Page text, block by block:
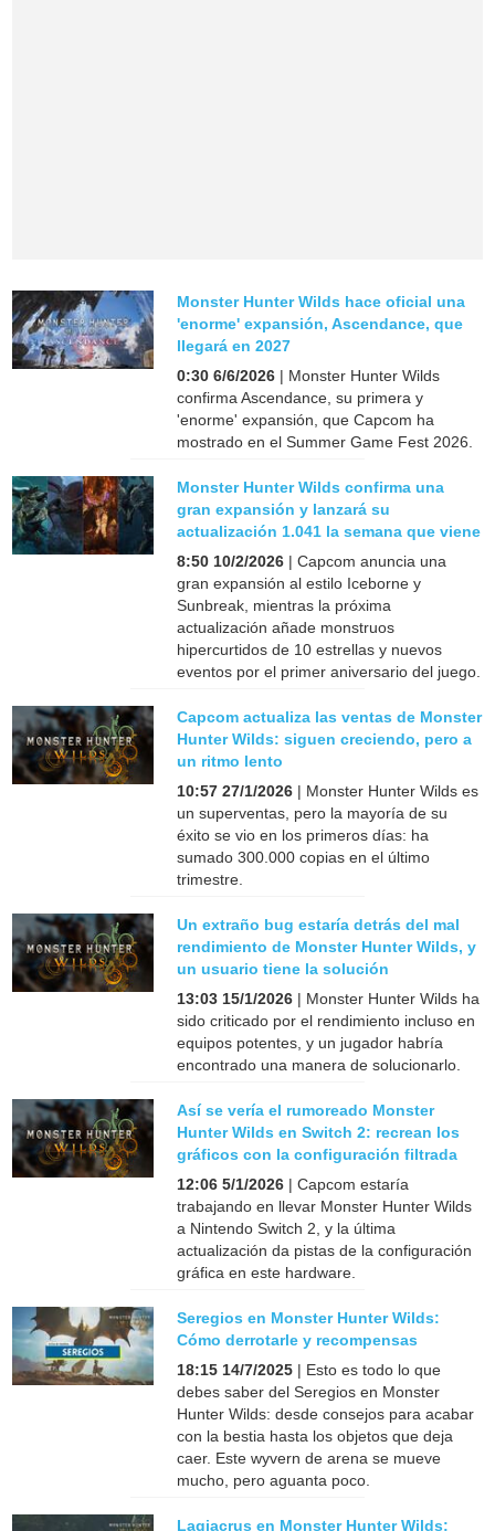
Monster Hunter Wilds hace oficial una
'enorme' expansión, Ascendance, que
llegará en 2027
0:30 6/6/2026 | Monster Hunter Wilds
confirma Ascendance, su primera y
'enorme' expansión, que Capcom ha
mostrado en el Summer Game Fest 2026.
Monster Hunter Wilds confirma una
gran expansión y lanzará su
actualización 1.041 la semana que viene
8:50 10/2/2026 | Capcom anuncia una
gran expansión al estilo Iceborne y
Sunbreak, mientras la próxima
actualización añade monstruos
hipercurtidos de 10 estrellas y nuevos
eventos por el primer aniversario del juego.
Capcom actualiza las ventas de Monster
Hunter Wilds: siguen creciendo, pero a
un ritmo lento
10:57 27/1/2026 | Monster Hunter Wilds es
un superventas, pero la mayoría de su
éxito se vio en los primeros días: ha
sumado 300.000 copias en el último
trimestre.
Un extraño bug estaría detrás del mal
rendimiento de Monster Hunter Wilds, y
un usuario tiene la solución
13:03 15/1/2026 | Monster Hunter Wilds ha
sido criticado por el rendimiento incluso en
equipos potentes, y un jugador habría
encontrado una manera de solucionarlo.
Así se vería el rumoreado Monster
Hunter Wilds en Switch 2: recrean los
gráficos con la configuración filtrada
12:06 5/1/2026 | Capcom estaría
trabajando en llevar Monster Hunter Wilds
a Nintendo Switch 2, y la última
actualización da pistas de la configuración
gráfica en este hardware.
Seregios en Monster Hunter Wilds:
Cómo derrotarle y recompensas
18:15 14/7/2025 | Esto es todo lo que
debes saber del Seregios en Monster
Hunter Wilds: desde consejos para acabar
con la bestia hasta los objetos que deja
caer. Este wyvern de arena se mueve
mucho, pero aguanta poco.
Lagiacrus en Monster Hunter Wilds: